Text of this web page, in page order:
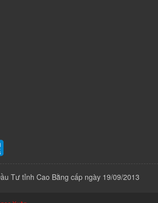
Tư tỉnh Cao Bằng cấp ngày 19/09/2013